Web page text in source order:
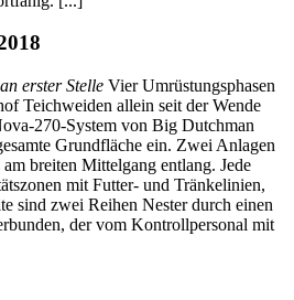
erster Stelle Vier Umrüstungsphasen
Teichweiden allein seit der Wende
270-System von Big Dutchman
Grundfläche ein. Zwei Anlagen
breiten Mittelgang entlang. Jede
mit Futter- und Tränkelinien,
sind zwei Reihen Nester durch einen
der vom Kontrollpersonal mit